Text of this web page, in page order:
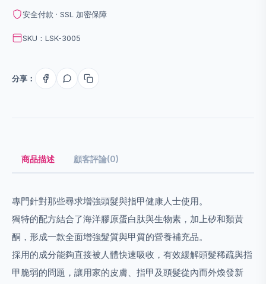
安全付款 · SSL 加密保障
SKU：LSK-3005
分享：
商品描述 顧客評論(0)
專門針對那些尋求增強頭髮與指甲健康人士使用。
獨特的配方結合了海洋膠原蛋白肽與生物素，加上矽和類黃
酮，形成一款全面增強髮質與甲質的營養補充品。
採用的成分能夠直接被人體快速吸收，有效緩解頭髮稀疏與指
甲脆弱的問題，讓用家的皮膚、指甲及頭髮從內而外煥發新